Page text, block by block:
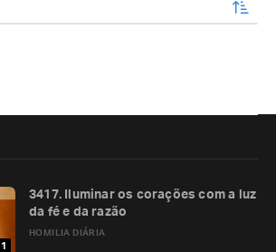
enviar
HOMILIA DIÁRIA
3417. Iluminar os corações com a luz
da fé e da razão